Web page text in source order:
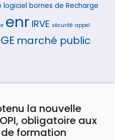
logiciel bornes de Recharge
enr IRVE sécurité appel
marché public
la nouvelle
obligatoire aux
formation